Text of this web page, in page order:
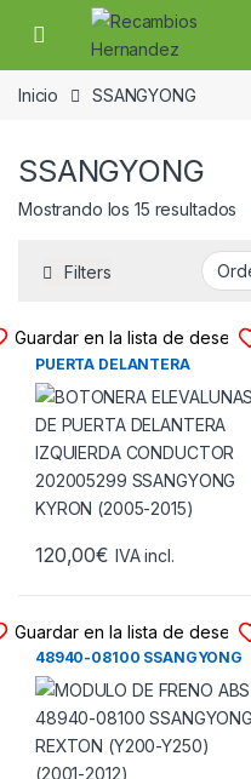
Skip to navigation
Skip to content
Open
Inicio SSANGYONG
SSANGYONG
Mostrando los 15 resultados
Filters
Guardar en la lista de deseos
BOTONERA ELEVALUNAS DE
PUERTA DELANTERA
IZQUIERDA CONDUCTOR
202005299 SSANGYONG
KYRON (2005-2015)
120,00€ IVA incl.
Guardar en la lista de deseos
MODULO DE FRENO ABS
48940-08100 SSANGYONG
REXTON (Y200-Y250)
(2001-2012)